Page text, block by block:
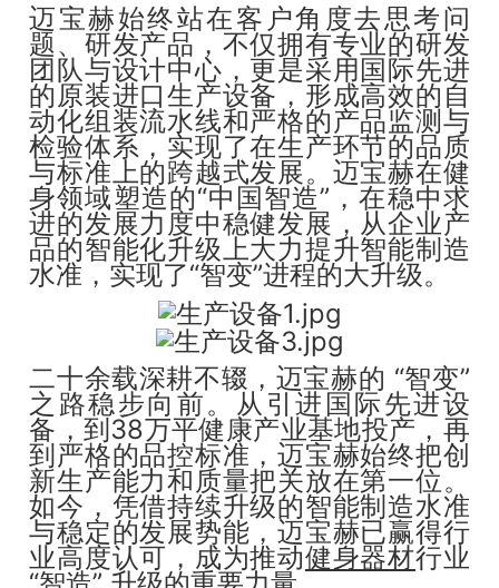
迈宝赫始终站在客户角度去思考问
题、研发产品，不仅拥有专业的研发
团队与设计中心，更是采用国际先进
的原装进口生产设备，形成高效的自
动化组装流水线和严格的产品监测与
检验体系，实现了在生产环节的品质
与标准上的跨越式发展。迈宝赫在健
身领域塑造的“中国智造”，在稳中求
进的发展力度中稳健发展，从企业产
品的智能化升级上大力提升智能制造
水准，实现了“智变”进程的大升级。
二十余载深耕不辍，迈宝赫的 “智变”
之路稳步向前。从引进国际先进设
备，到38万平健康产业基地投产，再
到严格的品控标准，迈宝赫始终把创
新生产能力和质量把关放在第一位。
如今，凭借持续升级的智能制造水准
与稳定的发展势能，迈宝赫已赢得行
业高度认可，成为推动健身器材行业